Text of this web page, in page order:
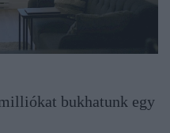
bukhatunk egy